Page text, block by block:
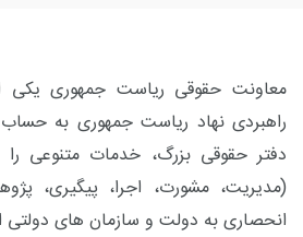
معاونت حقوقی ریاست جمهوری یکی
راهبردی نهاد ریاست جمهوری به
دفتر حقوقی بزرگ، خدمات متنوعی
(مدیریت، مشورت، اجرا، پیگیری،
انحصاری به دولت و سازمان های دولتی